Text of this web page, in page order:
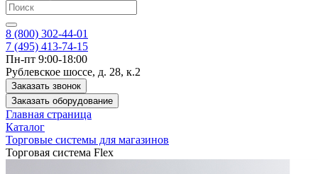
8 (800) 302-44-01
7 (495) 413-74-15
Пн-пт 9:00-18:00
Рублевское шоссе, д. 28, к.2
Заказать звонок
Заказать оборудование
Главная страница
Каталог
Торговые системы для магазинов
Торговая система Flex